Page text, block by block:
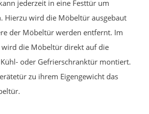
jederzeit in eine Festtür um
Hierzu wird die Möbeltür ausgebaut
der Möbeltür werden entfernt. Im
wird die Möbeltür direkt auf die
oder Gefrierschranktür montiert.
zu ihrem Eigengewicht das